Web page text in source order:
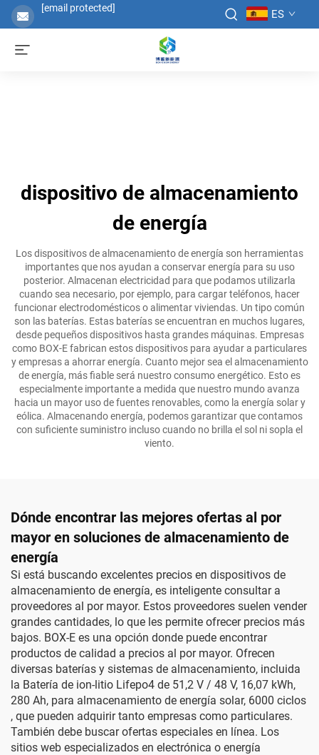
[email protected] ES
dispositivo de almacenamiento
de energía
Los dispositivos de almacenamiento de energía son herramientas
importantes que nos ayudan a conservar energía para su uso
posterior. Almacenan electricidad para que podamos utilizarla
cuando sea necesario, por ejemplo, para cargar teléfonos, hacer
funcionar electrodomésticos o alimentar viviendas. Un tipo común
son las baterías. Estas baterías se encuentran en muchos lugares,
desde pequeños dispositivos hasta grandes máquinas. Empresas
como BOX-E fabrican estos dispositivos para ayudar a particulares
y empresas a ahorrar energía. Cuanto mejor sea el almacenamiento
de energía, más fiable será nuestro consumo energético. Esto es
especialmente importante a medida que nuestro mundo avanza
hacia un mayor uso de fuentes renovables, como la energía solar y
eólica. Almacenando energía, podemos garantizar que contamos
con suficiente suministro incluso cuando no brilla el sol ni sopla el
viento.
Dónde encontrar las mejores ofertas al por
mayor en soluciones de almacenamiento de
energía
Si está buscando excelentes precios en dispositivos de
almacenamiento de energía, es inteligente consultar a
proveedores al por mayor. Estos proveedores suelen vender
grandes cantidades, lo que les permite ofrecer precios más
bajos. BOX-E es una opción donde puede encontrar
productos de calidad a precios al por mayor. Ofrecen
diversas baterías y sistemas de almacenamiento, incluida
la Batería de ion-litio Lifepo4 de 51,2 V / 48 V, 16,07 kWh,
280 Ah, para almacenamiento de energía solar, 6000 ciclos
, que pueden adquirir tanto empresas como particulares.
También debe buscar ofertas especiales en línea. Los
sitios web especializados en electrónica o energía